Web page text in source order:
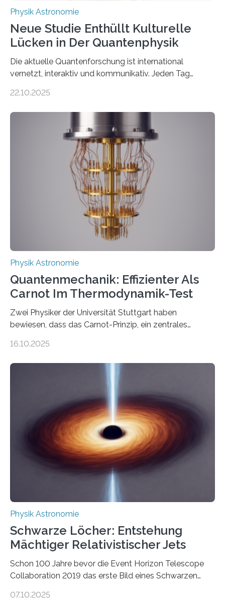
Physik Astronomie
Neue Studie Enthüllt Kulturelle
Lücken in Der Quantenphysik
Die aktuelle Quantenforschung ist international
vernetzt, interaktiv und kommunikativ. Jeden Tag
oft von Autor*innen, die eng zusammenarbeiten. Neue
werden schnell weiterentwickelt. Dies ist der Alltag in
der Forschung der Quantentheorie, die dieses Jahr 100
Jahre alt geworden ist, weshalb die UNESCO 2025 zum
Internationalen Jahr der Quantenwissenschaft und -
technologie ausgerufen hat. Doch nun hat eine
internationale Forschungsgruppe um den
22.10.2025
Physik Astronomie
Quantenmechanik: Effizienter Als
Carnot Im Thermodynamik-Test
Zwei Physiker der Universität Stuttgart haben
bewiesen, dass das Carnot-Prinzip, ein zentrales
Größenordnung von Atomen gilt, deren physikalische
Quantenmotoren voranbringen. Das
Wissenschaftsjournal Science Advances veröffentlichte
die Herleitung. (DOI: 10.1126/sciadv.adw8462)
Verbrennungsmotoren oder Dampfturbinen sind
Wärmekraftmaschinen: Sie wandeln thermische
Energie in mechanische Bewegung um – oder anders
ausgedrückt, Wärme in Bewegung. In
quantenmechanischen Experimenten ist es in den…
16.10.2025
Physik Astronomie
Schwarze Löcher: Entstehung
Mächtiger Relativistischer Jets
Schon 100 Jahre bevor die Event Horizon Telescope
Collaboration 2019 das erste Bild eines Schwarzen
07.10.2025